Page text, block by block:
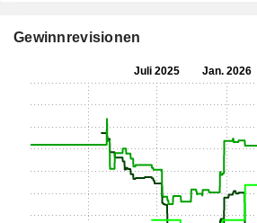
Gewinnrevisionen